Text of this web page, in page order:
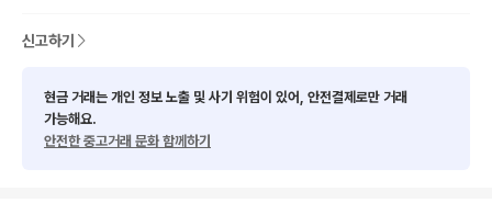
● 배경 노이즈(화이트 노이즈)가 거의 없는 디지털 방식이라 강의
● 2.4GHz 대역 특성상 장애물이 많은 환경이나 Wi-Fi 신호가
매우 밀집된 곳에서는 도달 거리가 다소 짧아질 수 있습니다.
신고하기
현금 거래는 개인 정보 노출 및 사기 위험이 있어, 안전결제로만 거래
가능해요.
안전한 중고거래 문화 함께하기